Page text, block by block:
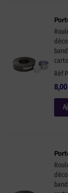
Réf
8,00